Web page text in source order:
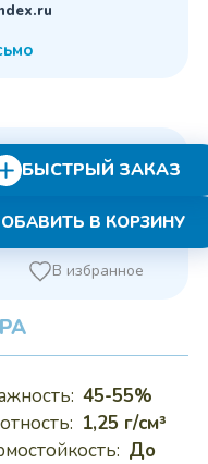
В КОРЗИНУ
БЫСТРЫЙ ЗАКАЗ
В избранное
45-55%
1,25 г/см³
До